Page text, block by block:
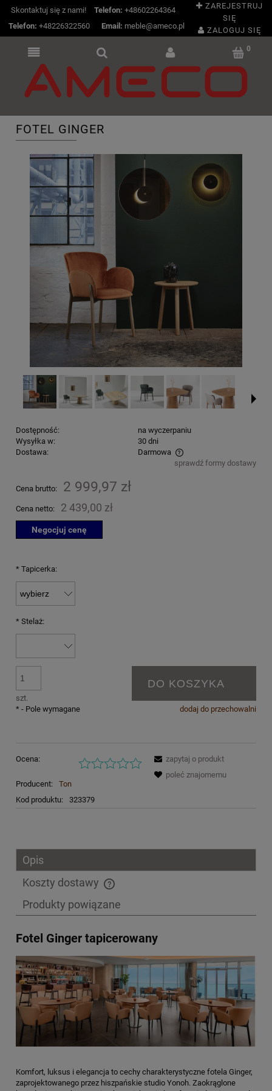
Skontaktuj się z nami! Telefon: +48602264364
Telefon: +48226322560| Email: meble@ameco.pl
ZAREJESTRUJ
SIĘ
ZALOGUJ SIĘ
FOTEL GINGER
Dostępność:
na wyczerpaniu
Wysyłka w:
30 dni
Dostawa:
Darmowa
Cena nie zawiera ewentualnych kosztów płatnościsprawdź formy dostawy
Cena brutto: 2 999,97 zł
Cena netto: 2 439,00 zł
Negocjuj cenę
* Tapicerka:
* Stelaż:
szt.
DO KOSZYKA
dodaj do przechowalni
* - Pole wymagane
Ocena:
Producent:
Ton
Kod produktu:
323379
zapytaj o produkt
poleć znajomemu
Opis
Koszty dostawy
Cena nie zawiera ewentualnych kosztów płatności
Produkty powiązane
Fotel Ginger tapicerowany
Komfort, luksus i elegancja to cechy charakterystyczne fotela Ginger,
zaprojektowanego przez hiszpańskie studio Yonoh. Zaokrąglone